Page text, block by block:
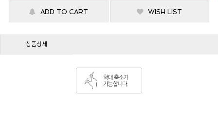
ADD TO CART WISH LIST
상품상세